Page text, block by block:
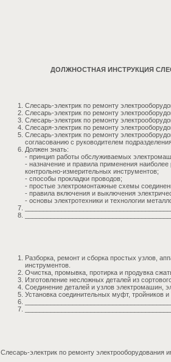
ДОЛЖНОСТНАЯ ИНСТРУКЦИЯ
Слесарь-электрик по ремонту
Слесарь-электрик по ремонту
Слесарь-электрик по ремонту
Слесаря-электрик по ремонту
Слесарь-электрик по ремонту
согласованию с руководителем
Должен знать:
- принцип работы обслуживаемых
- назначение и правила применения
контрольно-измерительных инструментов;
- способы прокладки проводов;
- простые электромонтажные схемы
- правила включения и выключения
- основы электротехники и технологии
Разборка, ремонт и сборка простых узлов,
инструментов.
Очистка, промывка, протирка и продувка
Изготовление несложных деталей из
Соединение деталей и узлов электромашин,
Установка соединительных муфт, тройников и
Слесарь-электрик по ремонту электрооборудования